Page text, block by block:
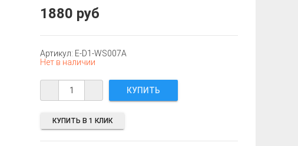
1880 руб
Артикул: E-D1-WS007A
Нет в наличии
КУПИТЬ В 1 КЛИК